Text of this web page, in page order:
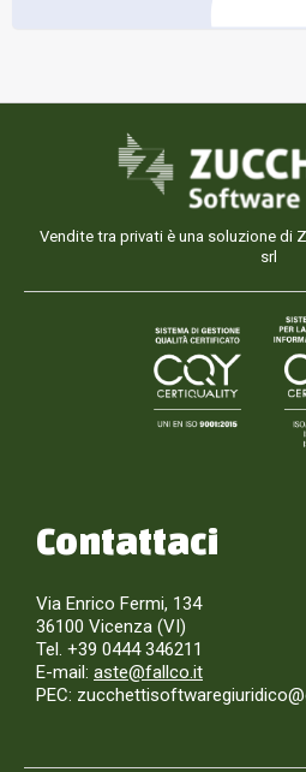
Vendite tra privati è una soluzione di
srl
Contattaci
Via Enrico Fermi, 134
36100 Vicenza (VI)
Tel. +39 0444 346211
E-mail: aste@fallco.it
PEC: